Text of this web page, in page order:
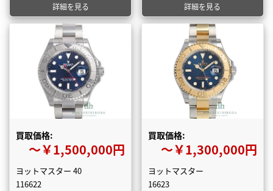
詳細を見る 詳細を見る
買取価格:
〜￥1,500,000円
ヨットマスター 40
116622
買取価格:
〜￥1,300,000円
ヨットマスター
16623